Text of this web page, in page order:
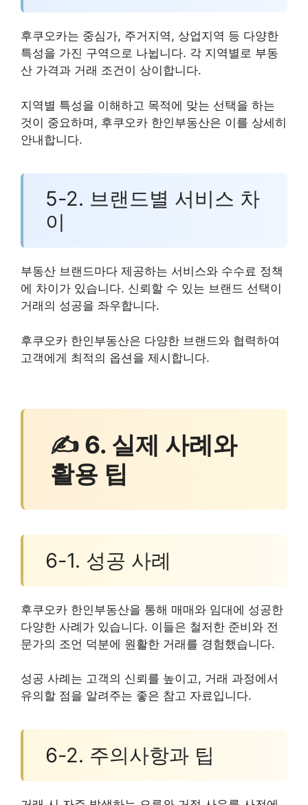
후쿠오카는 중심가, 주거지역, 상업지역 등 다양한
특성을 가진 구역으로 나뉩니다. 각 지역별로 부동
산 가격과 거래 조건이 상이합니다.
지역별 특성을 이해하고 목적에 맞는 선택을 하는
것이 중요하며, 후쿠오카 한인부동산은 이를 상세히
안내합니다.
5-2. 브랜드별 서비스 차
이
부동산 브랜드마다 제공하는 서비스와 수수료 정책
에 차이가 있습니다. 신뢰할 수 있는 브랜드 선택이
거래의 성공을 좌우합니다.
후쿠오카 한인부동산은 다양한 브랜드와 협력하여
고객에게 최적의 옵션을 제시합니다.
✍ 6. 실제 사례와
활용 팁
6-1. 성공 사례
후쿠오카 한인부동산을 통해 매매와 임대에 성공한
다양한 사례가 있습니다. 이들은 철저한 준비와 전
문가의 조언 덕분에 원활한 거래를 경험했습니다.
성공 사례는 고객의 신뢰를 높이고, 거래 과정에서
유의할 점을 알려주는 좋은 참고 자료입니다.
6-2. 주의사항과 팁